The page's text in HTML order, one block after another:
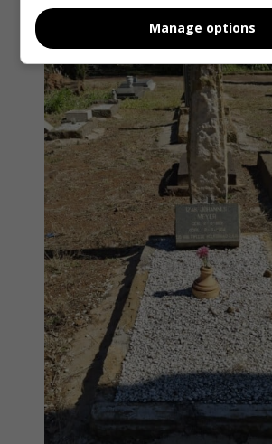
Manage options